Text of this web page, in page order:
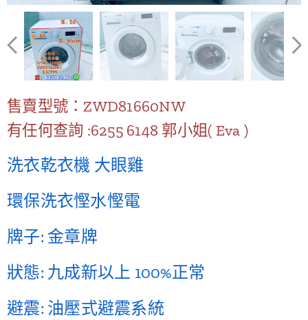
售賣型號：ZWD81660NW
有任何查詢 :6255 6148 郭小姐( Eva )
洗衣乾衣機 大眼雞
環保洗衣慳水慳電
牌子: 金章牌
狀態: 九成新以上 100%正常
避震: 油壓式避震系統